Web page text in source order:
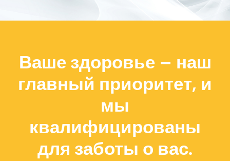
Ваше здоровье – наш
главный приоритет, и
мы
квалифицированы
для заботы о вас.